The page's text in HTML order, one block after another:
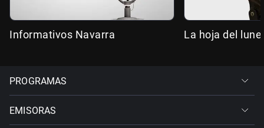
Informativos Navarra La hoja del
PROGRAMAS
EMISORAS